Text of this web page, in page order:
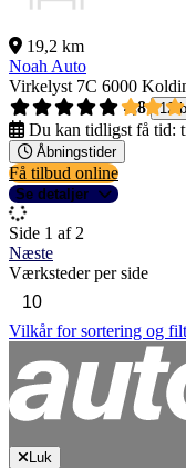
19,2 km
Noah Auto
Virkelyst 7C 6000
4,8
12
Du kan tidligst få tid:
Åbningstider
Få tilbud online
Se detaljer
Side 1 af 2
Næste
Værksteder per side
Vilkår for sortering og
Luk